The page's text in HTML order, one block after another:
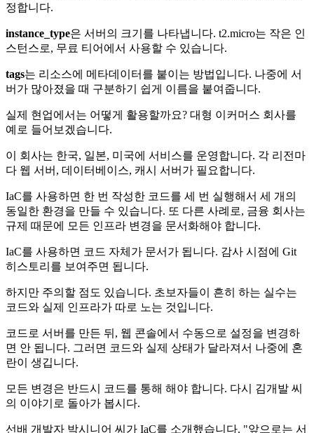
정합니다.
instance_type은 서버의 크기를 나타냅니다. t2.micro는 작은 인
스턴스로, 무료 티어에서 사용할 수 있습니다.
tags는 리소스에 메타데이터를 붙이는 방법입니다. 나중에 서
버가 많아졌을 때 구분하기 쉽게 이름을 붙여줍니다.
실제 현업에서는 어떻게 활용할까요? 대형 이커머스 회사를
예로 들어보겠습니다.
이 회사는 한국, 일본, 미국에 서비스를 운영합니다. 각 리전마
다 웹 서버, 데이터베이스, 캐시 서버가 필요합니다.
IaC를 사용하면 한 번 작성한 코드를 세 번 실행해서 세 개의
동일한 환경을 만들 수 있습니다. 또 다른 사례로, 금융 회사는
규제 때문에 모든 인프라 변경을 문서화해야 합니다.
IaC를 사용하면 코드 자체가 문서가 됩니다. 감사 시점에 Git
히스토리를 보여주면 됩니다.
하지만 주의할 점도 있습니다. 초보자들이 흔히 하는 실수는
코드와 실제 인프라가 따로 노는 것입니다.
코드로 서버를 만든 뒤, 웹 콘솔에서 수동으로 설정을 변경하
면 안 됩니다. 그러면 코드와 실제 상태가 달라져서 나중에 혼
란이 생깁니다.
모든 변경은 반드시 코드를 통해 해야 합니다. 다시 김개발 씨
의 이야기로 돌아가 봅시다.
선배 개발자 박시니어 씨가 IaC를 소개했습니다. "앞으로는 서